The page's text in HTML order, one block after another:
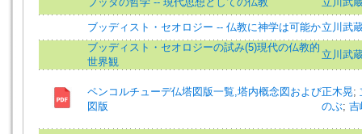
ブッディスト・セオロジー -- 仏教に神学は可能か立川武
ブッディスト・セオロジーの試み(5)現代の仏教的
世界観
立川武
ペンコルチューデ仏塔図版一覧,塔内概念図および
図版
正木晃;
のぶ; 吉